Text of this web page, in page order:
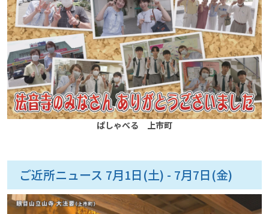
ぱしゃべる 上市町
ご近所ニュース 7月1日(土) - 7月7日(金)